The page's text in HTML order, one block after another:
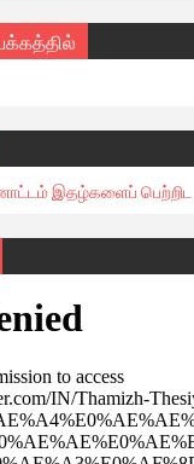
இதழ்களைப் பெற்றிட